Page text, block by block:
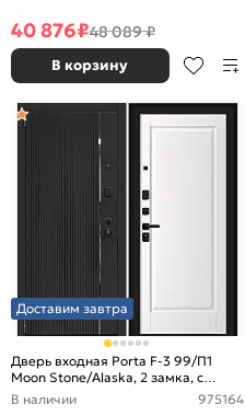
40 876₽48 089 ₽
В корзину
Доставим завтра
Дверь входная Porta F-3 99/П1
Moon Stone/Alaska, 2 замка, с
ночной задвижкой
В наличии 975164